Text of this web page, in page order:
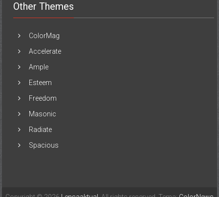
Other Themes
ColorMag
Accelerate
Ample
Esteem
Freedom
Masonic
Radiate
Spacious